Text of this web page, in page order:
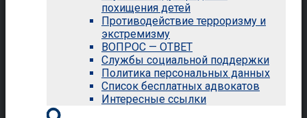
похищения детей
Противодействие терроризму и
экстремизму
ВОПРОС — ОТВЕТ
Службы социальной поддержки
Политика персональных данных
Список бесплатных адвокатов
Интересные ссылки